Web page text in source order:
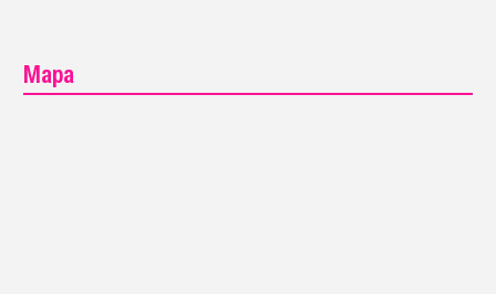
Mapa